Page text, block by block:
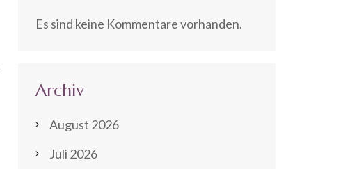
Es sind keine Kommentare vorhanden.
Archiv
August 2026
Juli 2026